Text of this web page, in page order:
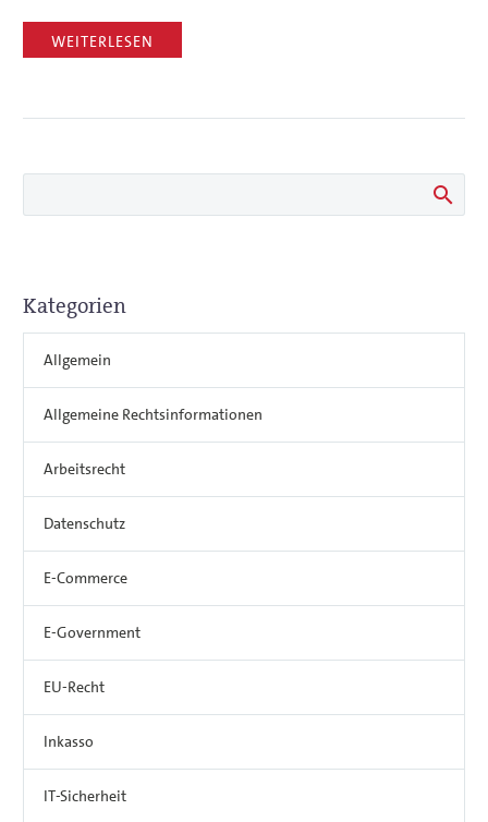
WEITERLESEN
Kategorien
Allgemein
Allgemeine Rechtsinformationen
Arbeitsrecht
Datenschutz
E-Commerce
E-Government
EU-Recht
Inkasso
IT-Sicherheit